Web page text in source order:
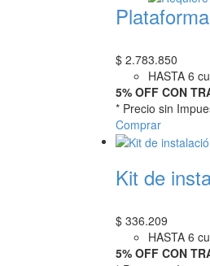
$ 2.783.850
HASTA 6
5% OFF CON
* Precio sin
Comprar
Kit de
$ 336.209
HASTA 6
5% OFF CON